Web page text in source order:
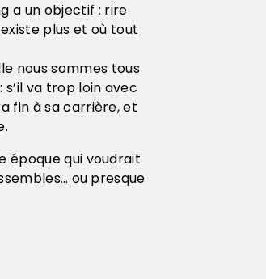
a un objectif : rire
plus et où tout
nous sommes tous
va trop loin avec
fin à sa carrière, et
époque qui voudrait
ou presque